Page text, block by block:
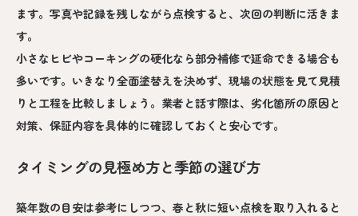
ます。写真や記録を残しながら点検すると、次回の判断に活きま
す。
小さなヒビやコーキングの硬化なら部分補修で延命できる場合も
多いです。いきなり全面塗替えを決めず、現場の状態を見て見積
りと工程を比較しましょう。業者と話す際は、劣化箇所の原因と
対策、保証内容を具体的に確認しておくと安心です。
タイミングの見極め方と季節の選び方
築年数の目安は参考にしつつ、春と秋に短い点検を取り入れると